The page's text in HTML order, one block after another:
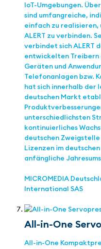
IoT-Umgebungen.
sind umfangreiche,
einfach zu realisieren,
ALERT zu verbinden.
verbindet sich ALERT
entwickelten
Geräten und
Telefonanlagen bzw.
hat sich innerhalb der
deutschen Markt
unterschiedlichsten
kontinuierliches
deutschen Zweigstelle
Lizenzen im
anfängliche
MICROMEDIA
International SAS
All-in-One
All-in-One